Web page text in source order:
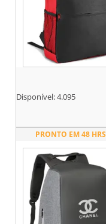
Disponível:4.095
PRONTO EM 48 HRS